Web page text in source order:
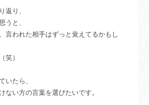
返り、
うと、
言われた相手はずっと覚えてるかもし
笑）
いたら、
ない方の言葉を選びたいです。